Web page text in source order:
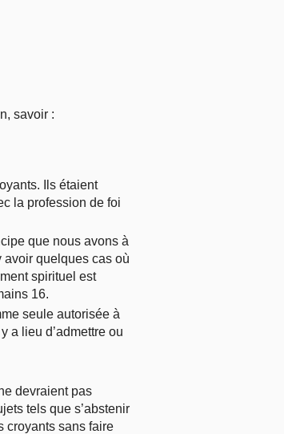
savoir :
Ils étaient
la profession de foi
que nous avons à
avoir quelques cas où
spirituel est
16.
seule autorisée à
a lieu d’admettre ou
devraient pas
tels que s’abstenir
croyants sans faire